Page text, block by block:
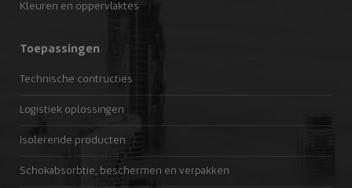
Kleuren en oppervlaktes
Toepassingen
Technische contructies
Logistiek oplossingen
Isolerende producten
Schokabsorbtie, beschermen en verpakken